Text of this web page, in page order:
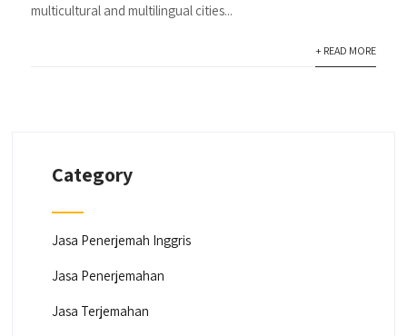
multicultural and multilingual cities...
+ READ MORE
Category
Jasa Penerjemah Inggris
Jasa Penerjemahan
Jasa Terjemahan